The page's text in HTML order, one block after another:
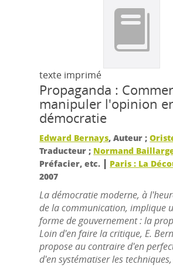
texte imprimé
Propaganda :
manipuler l'opinion
démocratie
Edward Bernays, Auteur ;
Traducteur ; Normand
Préfacier, etc. | Paris : La
2007
La démocratie moderne, à
de la communication, implique
forme de gouvernement : la
Loin d'en faire la critique, E.
propose au contraire d'en
d'en systématiser les